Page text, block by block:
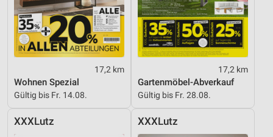
17,2 km
Wohnen Spezial
Gültig bis Fr. 14.08.
17,2 km
Gartenmöbel-Abverkauf
Gültig bis Fr. 28.08.
XXXLutz XXXLutz